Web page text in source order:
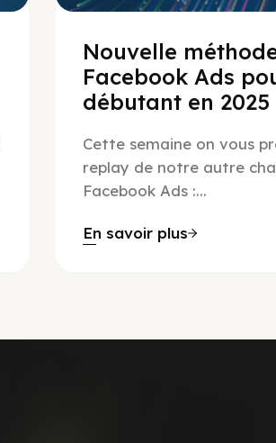
Nouvelle
Facebook Ads
débutant en 2025
Cette semaine on vous
replay de notre autre
Facebook Ads :...
En savoir plus